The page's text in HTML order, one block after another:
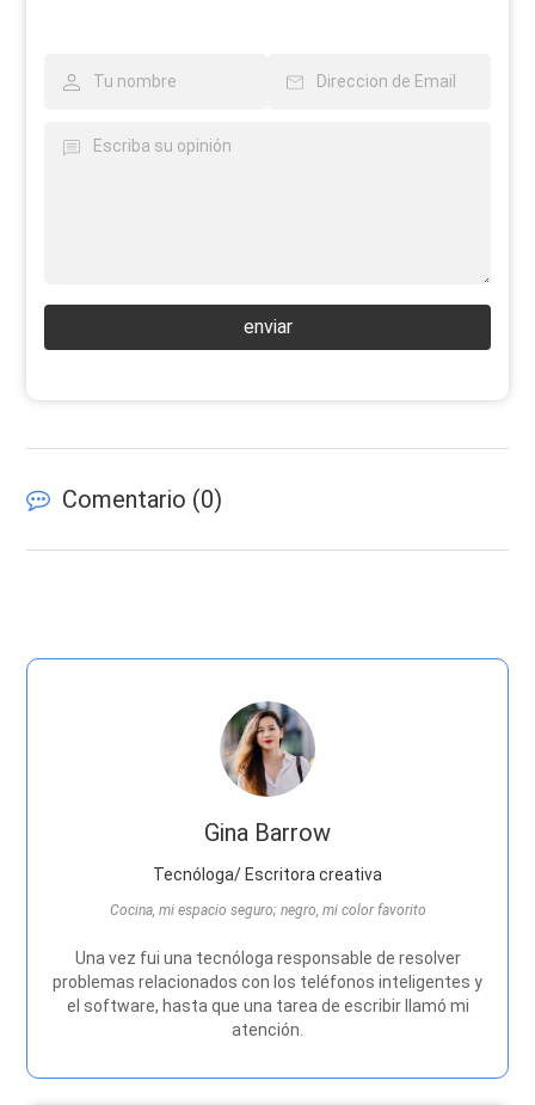
enviar
Comentario (0)
Gina Barrow
Tecnóloga/ Escritora creativa
Cocina, mi espacio seguro; negro, mi color favorito
Una vez fui una tecnóloga responsable de resolver
problemas relacionados con los teléfonos inteligentes y
el software, hasta que una tarea de escribir llamó mi
atención.